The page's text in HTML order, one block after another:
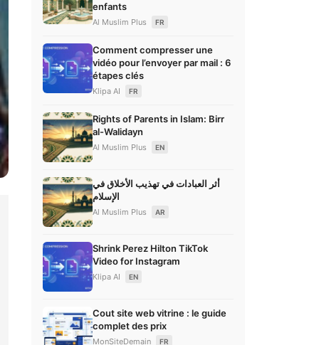
enfants
Al Muslim Plus FR
Comment compresser une
vidéo pour l’envoyer par mail : 6
étapes clés
Klipa AI FR
Rights of Parents in Islam: Birr
al-Walidayn
Al Muslim Plus EN
أثر العبادات في تهذيب الأخلاق في
الإسلام
Al Muslim Plus AR
Shrink Perez Hilton TikTok
Video for Instagram
Klipa AI EN
Cout site web vitrine : le guide
complet des prix
MonSiteDemain FR